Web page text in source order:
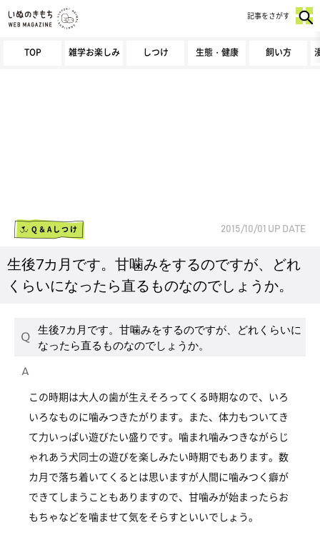
TOP 雑学お楽しみ しつけ 生態・健康 飼い方
記事をさがす
Q＆Aしつけ 2015/10/01 UP DATE
生後7カ月です。甘噛みをするのですが、どれ
くらいになったら直るものなのでしょうか。
生後7カ月です。甘噛みをするのですが、どれくらいに
なったら直るものなのでしょうか。
この時期は大人の歯が生えそろってくる時期なので、いろ
いろなものに噛みつきたがります。また、体力もついてき
て力いっぱい遊びたい盛りです。噛まれ噛みつきながらじ
ゃれあう犬同士の遊びを楽しみたい時期でもあります。数
カ月で落ち着いてくるとは思いますが人間に噛みつく癖が
できてしまうこともありますので、甘噛みが始まったらお
もちゃなどを噛ませて気をそらすといいでしょう。